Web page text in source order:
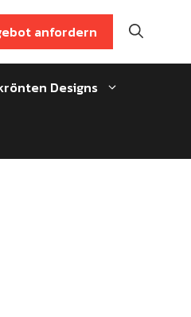
anfordern
Designs